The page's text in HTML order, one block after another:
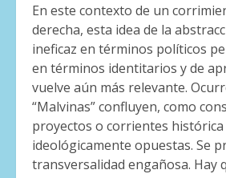
En este contexto de un
derecha, esta idea de la
ineficaz en términos políticos
en términos identitarios y de
vuelve aún más relevante.
“Malvinas” confluyen, como
proyectos o corrientes histórica
ideológicamente opuestas. Se
transversalidad engañosa. Hay